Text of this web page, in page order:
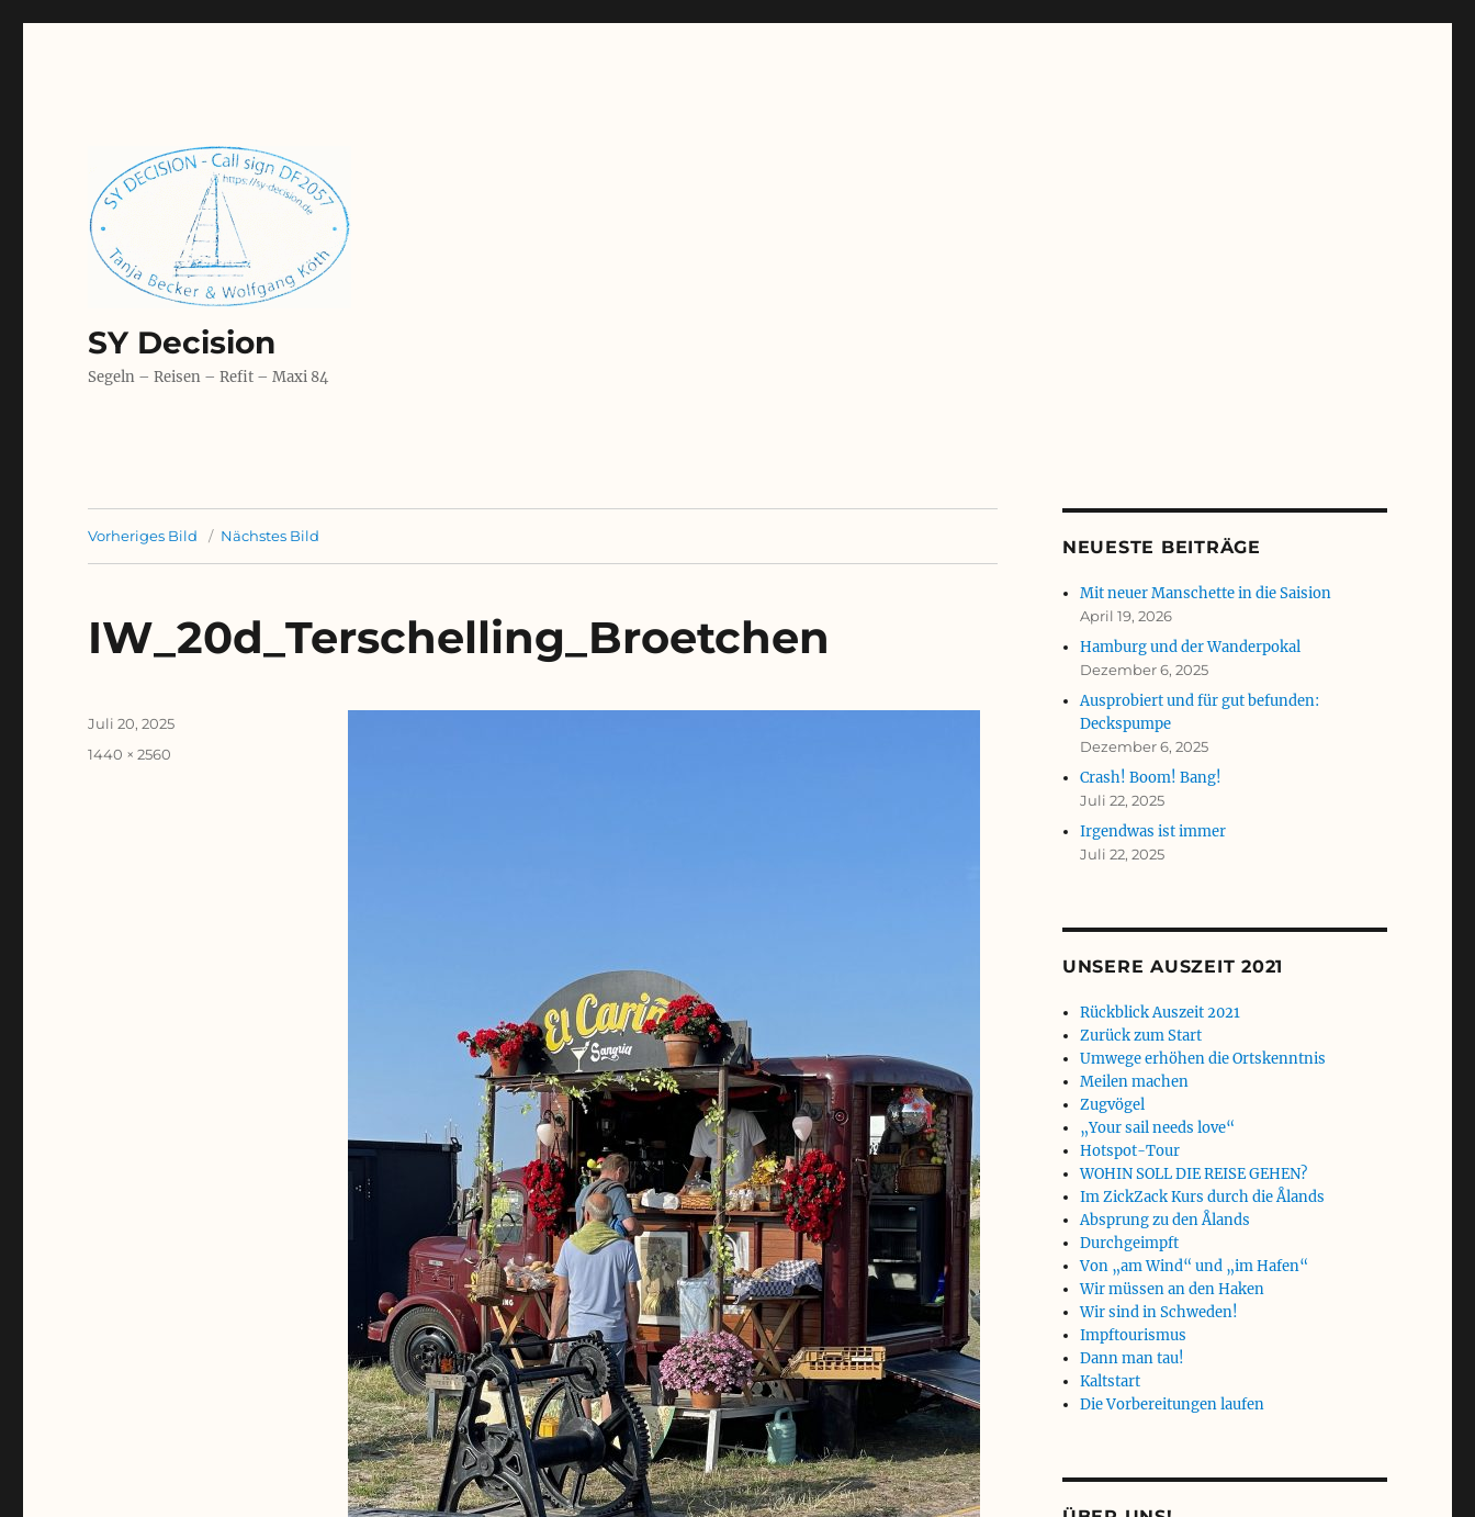
SY Decision
Segeln – Reisen – Refit – Maxi 84
Vorheriges Bild Nächstes Bild
IW_20d_Terschelling_Broetchen
Veröffentlicht
Juli 20, 2025
Originalgröße
1440 × 2560
NEUESTE BEITRÄGE
Mit neuer Manschette in die Saision
April 19, 2026
Hamburg und der Wanderpokal
Dezember 6, 2025
Ausprobiert und für gut befunden:
Deckspumpe
Dezember 6, 2025
Crash! Boom! Bang!
Juli 22, 2025
Irgendwas ist immer
Juli 22, 2025
UNSERE AUSZEIT 2021
Rückblick Auszeit 2021
Zurück zum Start
Umwege erhöhen die Ortskenntnis
Meilen machen
Zugvögel
„Your sail needs love“
Hotspot-Tour
WOHIN SOLL DIE REISE GEHEN?
Im ZickZack Kurs durch die Ålands
Absprung zu den Ålands
Durchgeimpft
Von „am Wind“ und „im Hafen“
Wir müssen an den Haken
Wir sind in Schweden!
Impftourismus
Dann man tau!
Kaltstart
Die Vorbereitungen laufen